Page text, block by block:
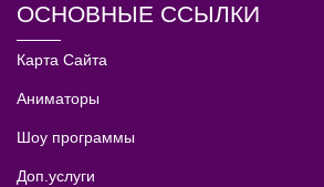
ОСНОВНЫЕ ССЫЛКИ
Карта Сайта
Аниматоры
Шоу программы
Доп.услуги